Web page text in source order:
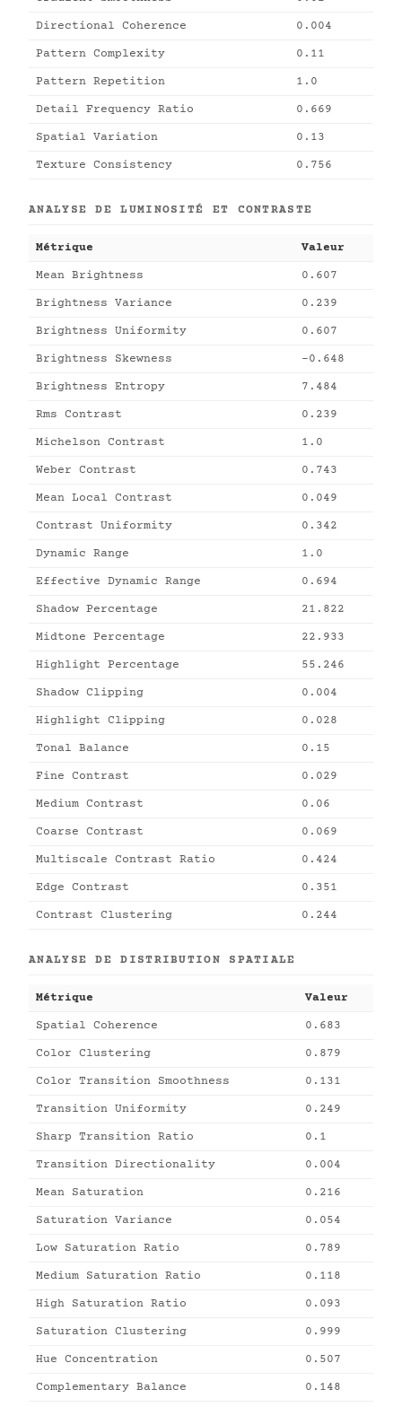
Directional Coherence 0.004
Pattern Complexity 0.11
Pattern Repetition 1.0
Detail Frequency Ratio 0.669
Spatial Variation 0.13
Texture Consistency 0.756
ANALYSE DE LUMINOSITÉ ET CONTRASTE
Métrique Valeur
Mean Brightness 0.607
Brightness Variance 0.239
Brightness Uniformity 0.607
Brightness Skewness -0.648
Brightness Entropy 7.484
Rms Contrast 0.239
Michelson Contrast 1.0
Weber Contrast 0.743
Mean Local Contrast 0.049
Contrast Uniformity 0.342
Dynamic Range 1.0
Effective Dynamic Range 0.694
Shadow Percentage 21.822
Midtone Percentage 22.933
Highlight Percentage 55.246
Shadow Clipping 0.004
Highlight Clipping 0.028
Tonal Balance 0.15
Fine Contrast 0.029
Medium Contrast 0.06
Coarse Contrast 0.069
Multiscale Contrast Ratio 0.424
Edge Contrast 0.351
Contrast Clustering 0.244
ANALYSE DE DISTRIBUTION SPATIALE
Métrique Valeur
Spatial Coherence 0.683
Color Clustering 0.879
Color Transition Smoothness 0.131
Transition Uniformity 0.249
Sharp Transition Ratio 0.1
Transition Directionality 0.004
Mean Saturation 0.216
Saturation Variance 0.054
Low Saturation Ratio 0.789
Medium Saturation Ratio 0.118
High Saturation Ratio 0.093
Saturation Clustering 0.999
Hue Concentration 0.507
Complementary Balance 0.148